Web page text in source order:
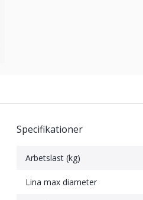
Specifikationer
Arbetslast (kg)
Lina max diameter